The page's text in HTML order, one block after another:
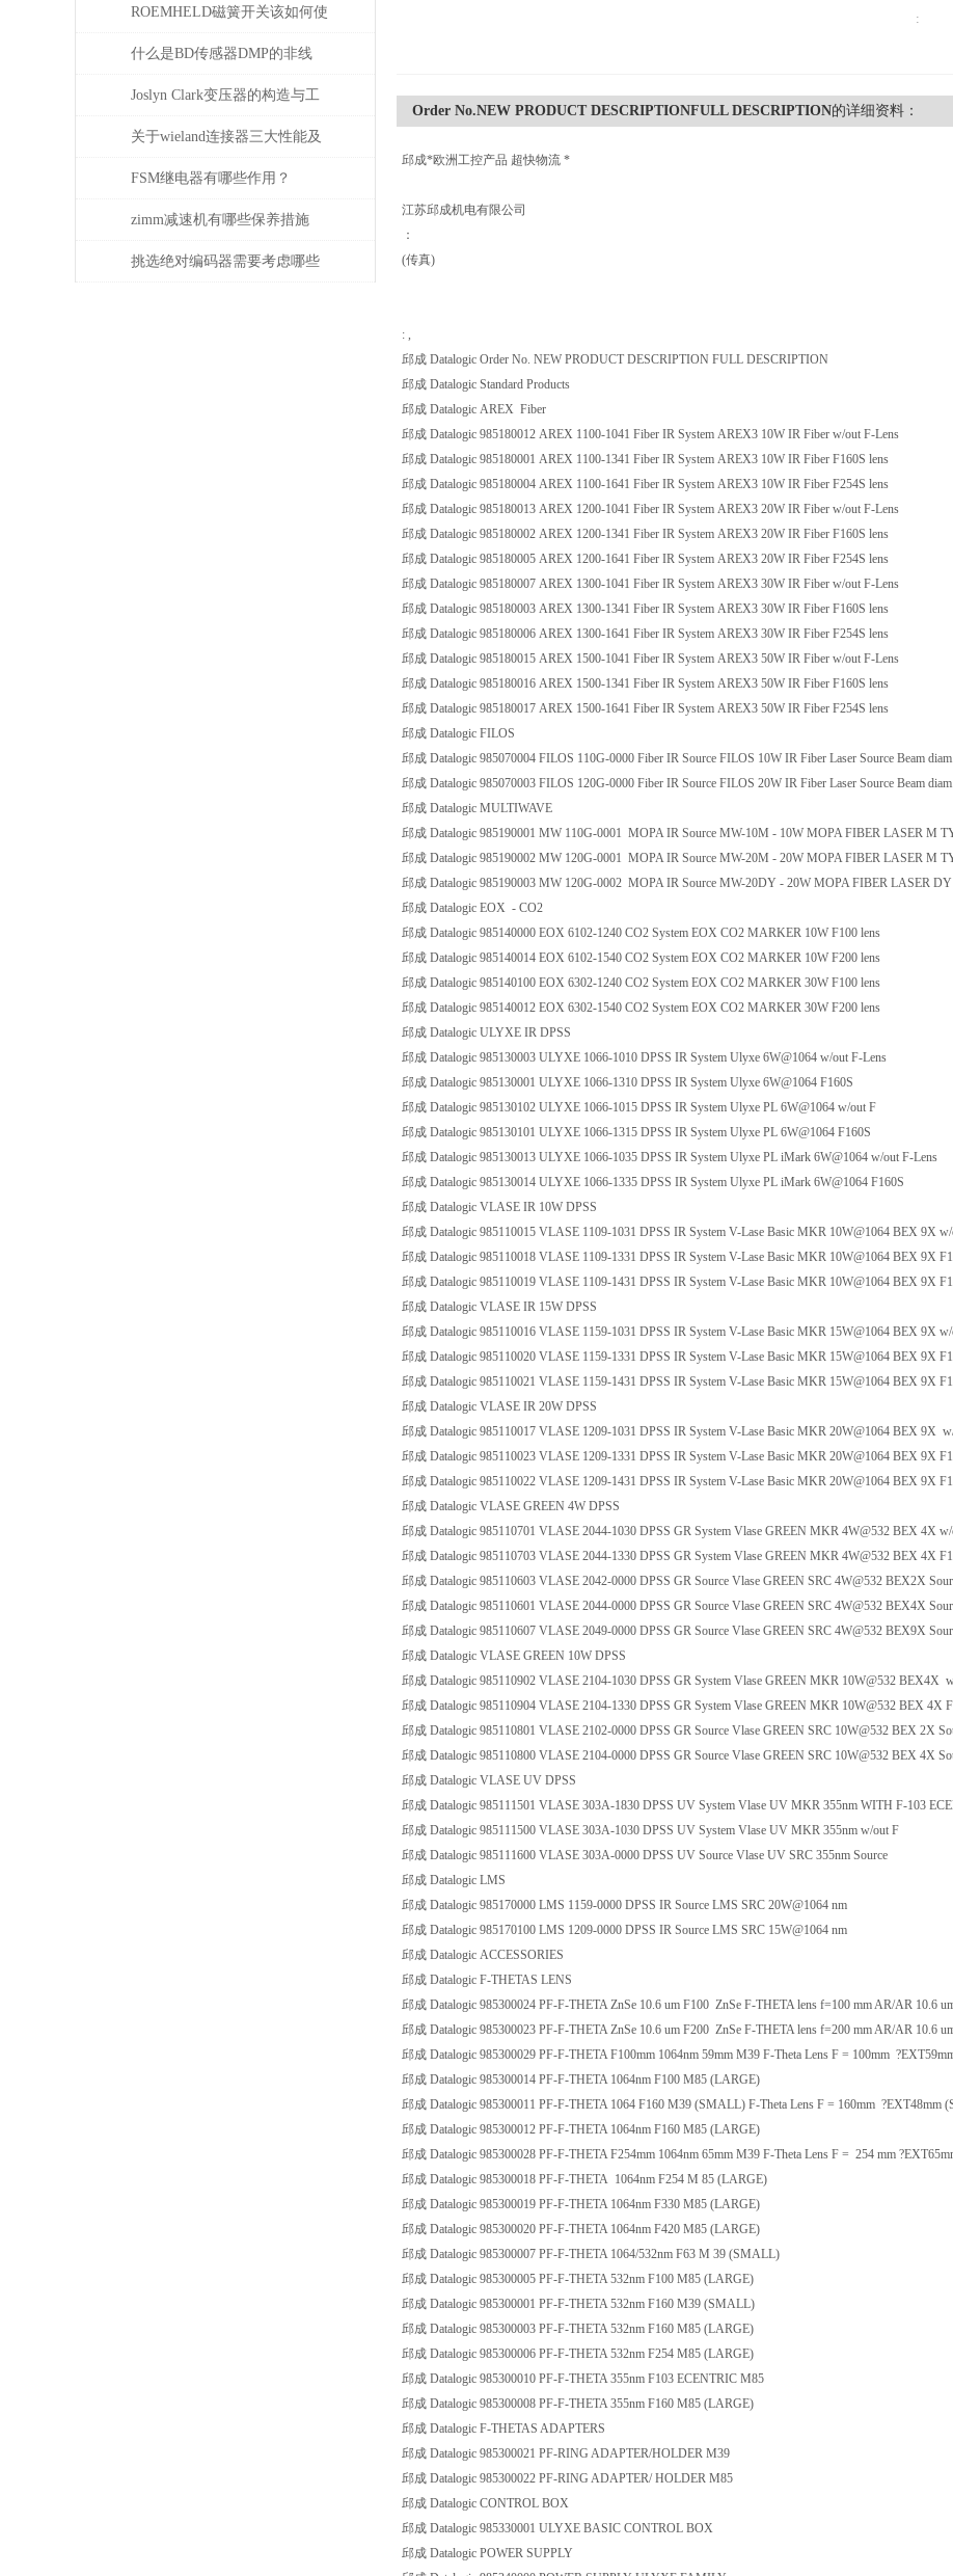
门
ROEMHELD磁簧开关该如何使
干簧吸合？
什么是BD传感器DMP的非线
性，怎么产生的？
Joslyn Clark变压器的构造与工
作原理
关于wieland连接器三大性能及
重要性
FSM继电器有哪些作用？
zimm减速机有哪些保养措施
挑选绝对编码器需要考虑哪些
:
Order No.NEW PRODUCT DESCRIPTIONFULL DESCRIPTION的详细资料：
邱成*欧洲工控产品 超快物流 *
江苏邱成机电有限公司
：
(传真)
: ,
邱成 Datalogic Order No. NEW PRODUCT DESCRIPTION FULL DESCRIPTION
邱成 Datalogic Standard Products
邱成 Datalogic AREX Fiber
邱成 Datalogic 985180012 AREX 1100-1041 Fiber IR System AREX3 10W IR Fiber w/out F-Lens
邱成 Datalogic 985180001 AREX 1100-1341 Fiber IR System AREX3 10W IR Fiber F160S lens
邱成 Datalogic 985180004 AREX 1100-1641 Fiber IR System AREX3 10W IR Fiber F254S lens
邱成 Datalogic 985180013 AREX 1200-1041 Fiber IR System AREX3 20W IR Fiber w/out F-Lens
邱成 Datalogic 985180002 AREX 1200-1341 Fiber IR System AREX3 20W IR Fiber F160S lens
邱成 Datalogic 985180005 AREX 1200-1641 Fiber IR System AREX3 20W IR Fiber F254S lens
邱成 Datalogic 985180007 AREX 1300-1041 Fiber IR System AREX3 30W IR Fiber w/out F-Lens
邱成 Datalogic 985180003 AREX 1300-1341 Fiber IR System AREX3 30W IR Fiber F160S lens
邱成 Datalogic 985180006 AREX 1300-1641 Fiber IR System AREX3 30W IR Fiber F254S lens
邱成 Datalogic 985180015 AREX 1500-1041 Fiber IR System AREX3 50W IR Fiber w/out F-Lens
邱成 Datalogic 985180016 AREX 1500-1341 Fiber IR System AREX3 50W IR Fiber F160S lens
邱成 Datalogic 985180017 AREX 1500-1641 Fiber IR System AREX3 50W IR Fiber F254S lens
邱成 Datalogic FILOS
邱成 Datalogic 985070004 FILOS 110G-0000 Fiber IR Source FILOS 10W IR Fiber Laser Source Beam
邱成 Datalogic 985070003 FILOS 120G-0000 Fiber IR Source FILOS 20W IR Fiber Laser Source Beam
邱成 Datalogic MULTIWAVE
邱成 Datalogic 985190001 MW 110G-0001 MOPA IR Source MW-10M - 10W MOPA FIBER LASER M
邱成 Datalogic 985190002 MW 120G-0001 MOPA IR Source MW-20M - 20W MOPA FIBER LASER M
邱成 Datalogic 985190003 MW 120G-0002 MOPA IR Source MW-20DY - 20W MOPA FIBER LASER
邱成 Datalogic EOX - CO2
邱成 Datalogic 985140000 EOX 6102-1240 CO2 System EOX CO2 MARKER 10W F100 lens
邱成 Datalogic 985140014 EOX 6102-1540 CO2 System EOX CO2 MARKER 10W F200 lens
邱成 Datalogic 985140100 EOX 6302-1240 CO2 System EOX CO2 MARKER 30W F100 lens
邱成 Datalogic 985140012 EOX 6302-1540 CO2 System EOX CO2 MARKER 30W F200 lens
邱成 Datalogic ULYXE IR DPSS
邱成 Datalogic 985130003 ULYXE 1066-1010 DPSS IR System Ulyxe 6W@1064 w/out F-Lens
邱成 Datalogic 985130001 ULYXE 1066-1310 DPSS IR System Ulyxe 6W@1064 F160S
邱成 Datalogic 985130102 ULYXE 1066-1015 DPSS IR System Ulyxe PL 6W@1064 w/out F
邱成 Datalogic 985130101 ULYXE 1066-1315 DPSS IR System Ulyxe PL 6W@1064 F160S
邱成 Datalogic 985130013 ULYXE 1066-1035 DPSS IR System Ulyxe PL iMark 6W@1064 w/out F-Lens
邱成 Datalogic 985130014 ULYXE 1066-1335 DPSS IR System Ulyxe PL iMark 6W@1064 F160S
邱成 Datalogic VLASE IR 10W DPSS
邱成 Datalogic 985110015 VLASE 1109-1031 DPSS IR System V-Lase Basic MKR 10W@1064 BEX 9X
邱成 Datalogic 985110018 VLASE 1109-1331 DPSS IR System V-Lase Basic MKR 10W@1064 BEX 9X
邱成 Datalogic 985110019 VLASE 1109-1431 DPSS IR System V-Lase Basic MKR 10W@1064 BEX 9X
邱成 Datalogic VLASE IR 15W DPSS
邱成 Datalogic 985110016 VLASE 1159-1031 DPSS IR System V-Lase Basic MKR 15W@1064 BEX 9X
邱成 Datalogic 985110020 VLASE 1159-1331 DPSS IR System V-Lase Basic MKR 15W@1064 BEX 9X
邱成 Datalogic 985110021 VLASE 1159-1431 DPSS IR System V-Lase Basic MKR 15W@1064 BEX 9X
邱成 Datalogic VLASE IR 20W DPSS
邱成 Datalogic 985110017 VLASE 1209-1031 DPSS IR System V-Lase Basic MKR 20W@1064 BEX 9X
邱成 Datalogic 985110023 VLASE 1209-1331 DPSS IR System V-Lase Basic MKR 20W@1064 BEX 9X
邱成 Datalogic 985110022 VLASE 1209-1431 DPSS IR System V-Lase Basic MKR 20W@1064 BEX 9X
邱成 Datalogic VLASE GREEN 4W DPSS
邱成 Datalogic 985110701 VLASE 2044-1030 DPSS GR System Vlase GREEN MKR 4W@532 BEX 4X
邱成 Datalogic 985110703 VLASE 2044-1330 DPSS GR System Vlase GREEN MKR 4W@532 BEX 4X
邱成 Datalogic 985110603 VLASE 2042-0000 DPSS GR Source Vlase GREEN SRC 4W@532 BEX2X
邱成 Datalogic 985110601 VLASE 2044-0000 DPSS GR Source Vlase GREEN SRC 4W@532 BEX4X
邱成 Datalogic 985110607 VLASE 2049-0000 DPSS GR Source Vlase GREEN SRC 4W@532 BEX9X
邱成 Datalogic VLASE GREEN 10W DPSS
邱成 Datalogic 985110902 VLASE 2104-1030 DPSS GR System Vlase GREEN MKR 10W@532 BEX4X
邱成 Datalogic 985110904 VLASE 2104-1330 DPSS GR System Vlase GREEN MKR 10W@532 BEX 4X
邱成 Datalogic 985110801 VLASE 2102-0000 DPSS GR Source Vlase GREEN SRC 10W@532 BEX 2X
邱成 Datalogic 985110800 VLASE 2104-0000 DPSS GR Source Vlase GREEN SRC 10W@532 BEX 4X
邱成 Datalogic VLASE UV DPSS
邱成 Datalogic 985111501 VLASE 303A-1830 DPSS UV System Vlase UV MKR 355nm WITH F-103
邱成 Datalogic 985111500 VLASE 303A-1030 DPSS UV System Vlase UV MKR 355nm w/out F
邱成 Datalogic 985111600 VLASE 303A-0000 DPSS UV Source Vlase UV SRC 355nm Source
邱成 Datalogic LMS
邱成 Datalogic 985170000 LMS 1159-0000 DPSS IR Source LMS SRC 20W@1064 nm
邱成 Datalogic 985170100 LMS 1209-0000 DPSS IR Source LMS SRC 15W@1064 nm
邱成 Datalogic ACCESSORIES
邱成 Datalogic F-THETAS LENS
邱成 Datalogic 985300024 PF-F-THETA ZnSe 10.6 um F100 ZnSe F-THETA lens f=100 mm AR/AR 10.6
邱成 Datalogic 985300023 PF-F-THETA ZnSe 10.6 um F200 ZnSe F-THETA lens f=200 mm AR/AR 10.6
邱成 Datalogic 985300029 PF-F-THETA F100mm 1064nm 59mm M39 F-Theta Lens F = 100mm
邱成 Datalogic 985300014 PF-F-THETA 1064nm F100 M85 (LARGE)
邱成 Datalogic 985300011 PF-F-THETA 1064 F160 M39 (SMALL) F-Theta Lens F = 160mm ?EXT48mm
邱成 Datalogic 985300012 PF-F-THETA 1064nm F160 M85 (LARGE)
邱成 Datalogic 985300028 PF-F-THETA F254mm 1064nm 65mm M39 F-Theta Lens F = 254 mm
邱成 Datalogic 985300018 PF-F-THETA 1064nm F254 M 85 (LARGE)
邱成 Datalogic 985300019 PF-F-THETA 1064nm F330 M85 (LARGE)
邱成 Datalogic 985300020 PF-F-THETA 1064nm F420 M85 (LARGE)
邱成 Datalogic 985300007 PF-F-THETA 1064/532nm F63 M 39 (SMALL)
邱成 Datalogic 985300005 PF-F-THETA 532nm F100 M85 (LARGE)
邱成 Datalogic 985300001 PF-F-THETA 532nm F160 M39 (SMALL)
邱成 Datalogic 985300003 PF-F-THETA 532nm F160 M85 (LARGE)
邱成 Datalogic 985300006 PF-F-THETA 532nm F254 M85 (LARGE)
邱成 Datalogic 985300010 PF-F-THETA 355nm F103 ECENTRIC M85
邱成 Datalogic 985300008 PF-F-THETA 355nm F160 M85 (LARGE)
邱成 Datalogic F-THETAS ADAPTERS
邱成 Datalogic 985300021 PF-RING ADAPTER/HOLDER M39
邱成 Datalogic 985300022 PF-RING ADAPTER/ HOLDER M85
邱成 Datalogic CONTROL BOX
邱成 Datalogic 985330001 ULYXE BASIC CONTROL BOX
邱成 Datalogic POWER SUPPLY